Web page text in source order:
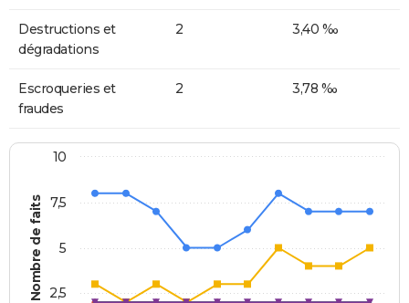
Destructions et
dégradations
2 3,40 ‰
Escroqueries et
fraudes
2 3,78 ‰
Nombre de faits 2,5
5
7,5
10